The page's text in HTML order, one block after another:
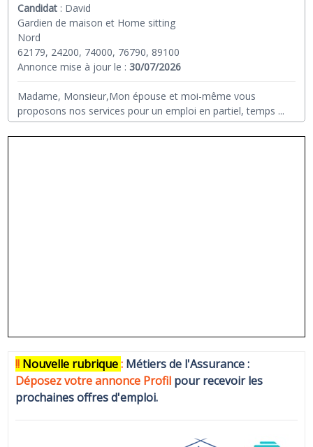
Candidat : David
Gardien de maison et Home sitting
Nord
62179, 24200, 74000, 76790, 89100
Annonce mise à jour le :30/07/2026
Madame, Monsieur,Mon épouse et moi-même vous
proposons nos services pour un emploi en partiel, temps ...
!! Nouvelle rubrique: Métiers de l'Assurance :
Déposez votre annonce Profil pour recevoir les
prochaines offres d'emploi.